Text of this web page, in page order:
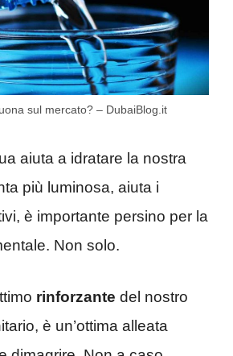
sul mercato? – DubaiBlog.it
aiuta a idratare la nostra
più luminosa, aiuta i
è importante persino per la
Non solo.
rinforzante del nostro
è un’ottima alleata